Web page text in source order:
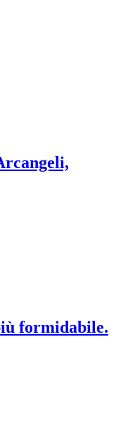
formidabile.